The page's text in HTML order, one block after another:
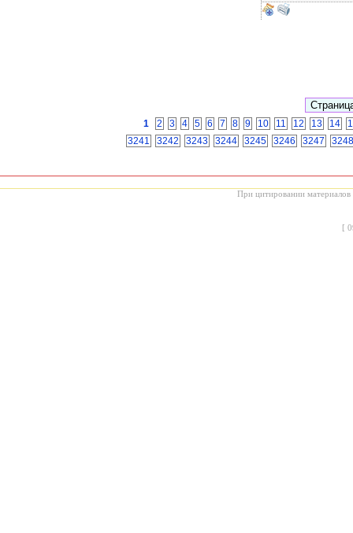
1 2 3 4 5 6 7 8 9 10 11 12 13 14
3241
3242 3243 3244 3245 3246 3247 3248
При цитировании материалов
[